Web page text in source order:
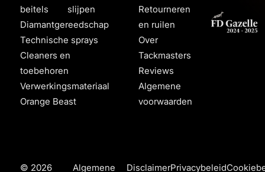
beitels
slijpen
Diamantgereedschap
Technische sprays
Cleaners en
toebehoren
Verwerkingsmateriaal
Orange Beast
Retourneren
en ruilen
Over
Tackmasters
Reviews
Algemene
voorwaarden
© 2026 Algemene DisclaimerPrivacybeleid